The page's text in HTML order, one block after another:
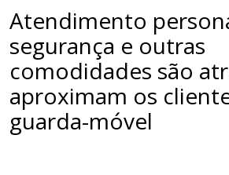
Atendimento
segurança e outras
comodidades são
aproximam os
guarda-móvel